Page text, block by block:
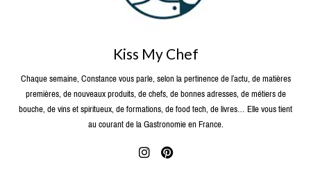
Kiss My Chef
Chaque semaine, Constance vous parle, selon la pertinence de l’actu, de matières
premières, de nouveaux produits, de chefs, de bonnes adresses, de métiers de
bouche, de vins et spiritueux, de formations, de food tech, de livres… Elle vous tient
au courant de la Gastronomie en France.